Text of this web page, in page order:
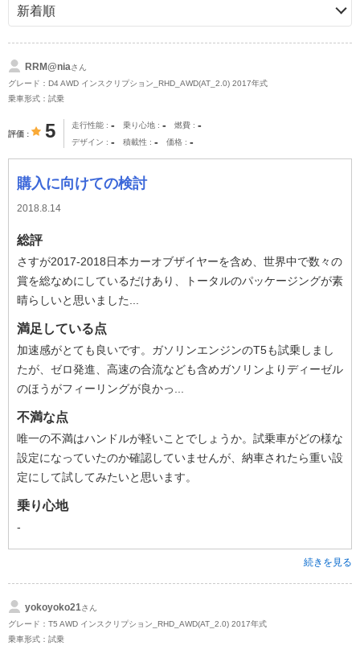
RRM@niaさん
グレード：D4 AWD インスクリプション_RHD_AWD(AT_2.0) 2017年式
乗車形式：試乗
評価 5 走行性能 - 乗り心地 - 燃費 -
デザイン - 積載性 - 価格 -
購入に向けての検討
2018.8.14
総評
さすが2017-2018日本カーオブザイヤーを含め、世界中で数々の
賞を総なめにしているだけあり、トータルのパッケージングが素
晴らしいと思いました...
満足している点
加速感がとても良いです。ガソリンエンジンのT5も試乗しまし
たが、ゼロ発進、高速の合流なども含めガソリンよりディーゼル
のほうがフィーリングが良かっ...
不満な点
唯一の不満はハンドルが軽いことでしょうか。試乗車がどの様な
設定になっていたのか確認していませんが、納車されたら重い設
定にして試してみたいと思います。
乗り心地
-
続きを見る
yokoyoko21さん
グレード：T5 AWD インスクリプション_RHD_AWD(AT_2.0) 2017年式
乗車形式：試乗